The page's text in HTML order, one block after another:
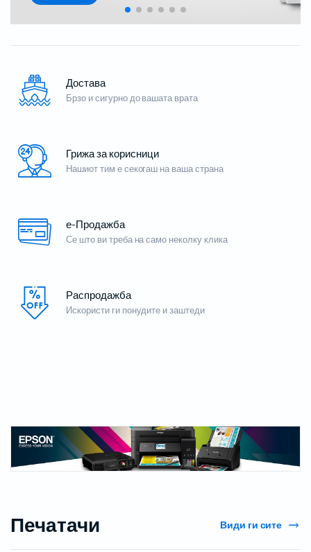
Достава
Брзо и сигурно до вашата врата
Грижа за корисници
Нашиот тим е секогаш на ваша страна
е-Продажба
Се што ви треба на само неколку клика
Распродажба
Искористи ги понудите и заштеди
Печатачи Види ги сите